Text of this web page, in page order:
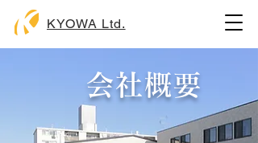
KYOWA Ltd.
会社概要